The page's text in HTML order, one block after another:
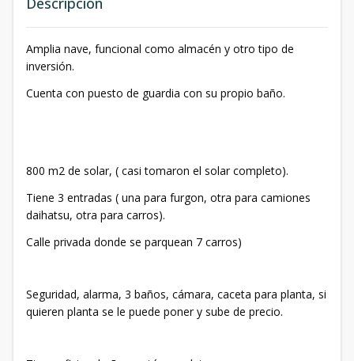
Amplia nave, funcional como almacén y otro tipo de
inversión.
Cuenta con puesto de guardia con su propio baño.
800 m2 de solar, ( casi tomaron el solar completo).
Tiene 3 entradas ( una para furgon, otra para camiones
daihatsu, otra para carros).
Calle privada donde se parquean 7 carros)
Seguridad, alarma, 3 baños, cámara, caceta para planta, si
quieren planta se le puede poner y sube de precio.